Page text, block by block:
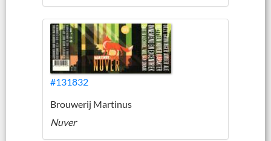
#131832
Brouwerij Martinus
Nuver